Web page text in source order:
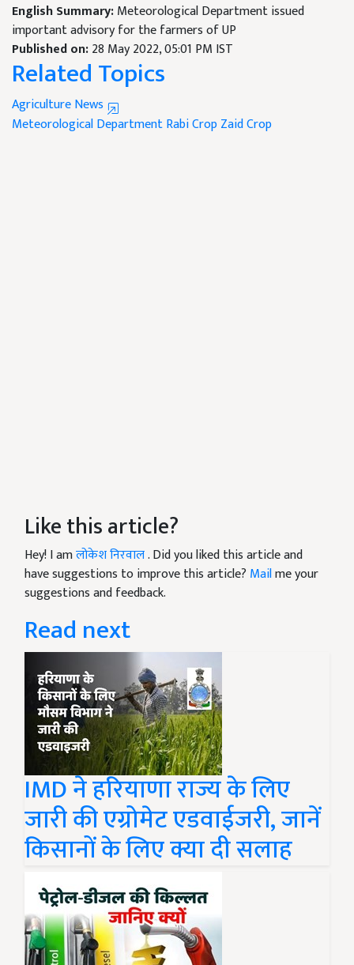
English Summary:Meteorological Department issued
important advisory for the farmers of UP
Published on:28 May 2022, 05:01 PM IST
Related Topics
Agriculture News
Meteorological DepartmentRabi CropZaid Crop
Like this article?
Hey! I amलोकेश निरवाल. Did you liked this article and
have suggestions to improve this article? Mailme your
suggestions and feedback.
Read next
IMD ने हरियाणा राज्य के लिए
जारी की एग्रोमेट एडवाईजरी, जानें
किसानों के लिए क्या दी सलाह